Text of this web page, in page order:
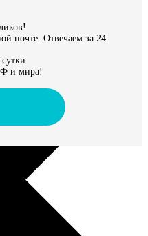
почте. Отвечаем за 24
и мира!